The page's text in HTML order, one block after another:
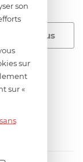
son
sur
sur «